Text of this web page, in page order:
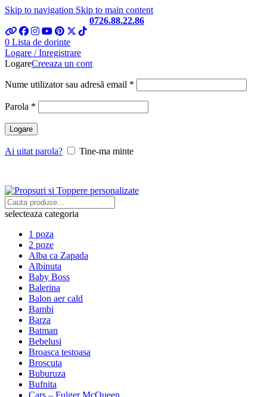
Skip to navigation Skip to main content
0726.88.22.86
0 Lista de dorinte
Logare / Inregistrare
LogareCreeaza un cont
Nume utilizator sau adresă email *
Parola *
Logare
Ai uitat parola? Tine-ma minte
selecteaza categoria
1 poza
2 poze
Alba ca Zapada
Albinuta
Baby Boss
Balerina
Balon aer cald
Bambi
Barza
Batman
Bebelusi
Broasca testoasa
Broscuta
Buburuza
Bufnita
Cars – Fulger McQueen